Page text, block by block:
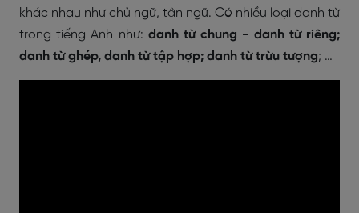
khác nhau như chủ ngữ, tân ngữ. Có nhiều loại danh từ
trong tiếng Anh như: danh từ chung - danh từ riêng;
danh từ ghép, danh từ tập hợp; danh từ trừu tượng; …